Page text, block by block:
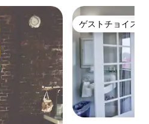
ゲストチョイス
ゲストチョイス